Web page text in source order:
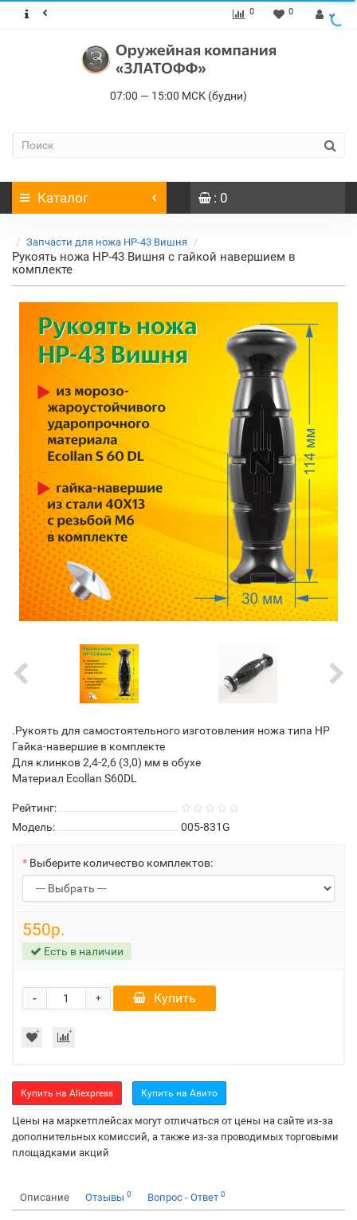
0 0
07:00 — 15:00 МСК (будни)
Каталог : 0
Запчасти для ножа НР-43 Вишня
Рукоять ножа НР-43 Вишня с гайкой навершием в
комплекте
.Рукоять для самостоятельного изготовления ножа типа НР
Гайка-навершие в комплекте
Для клинков 2,4-2,6 (3,0) мм в обухе
Материал Ecollan S60DL
Рейтинг:
Модель:
005-831G
Выберите количество комплектов:
550р.
Есть в наличии
+
- Купить
Купить на Aliexpress Купить на Авито
Цены на маркетплейсах могут отличаться от цены на сайте из-за
дополнительных комиссий, а также из-за проводимых торговыми
площадками акций
Описание Отзывы 0 Вопрос - Ответ 0